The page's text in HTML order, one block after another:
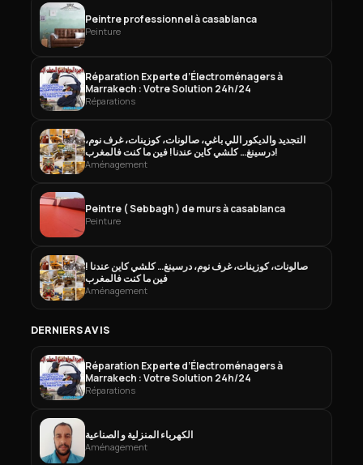
Peintre professionnel à casablanca
Peinture
Réparation Experte d’Électroménagers à
Marrakech : Votre Solution 24h/24
Réparations
التجديد والديكور اللي باغي، صالونات، كوزينات، غرف نوم،
درسينغ… كلشي كاين عندنا! فين ما كنت فالمغرب!
Aménagement
Peintre ( Sebbagh ) de murs à casablanca
Peinture
صالونات، كوزينات، غرف نوم، درسينغ… كلشي كاين عندنا !
فين ما كنت فالمغرب
Aménagement
DERNIERS AVIS
Réparation Experte d’Électroménagers à
Marrakech : Votre Solution 24h/24
Réparations
الكهرباء المنزلية و الصناعية
Aménagement